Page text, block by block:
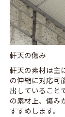
軒天の傷み
軒天の素材は主
の伸縮に対応可
出していること
の素材上、傷み
すすめします。